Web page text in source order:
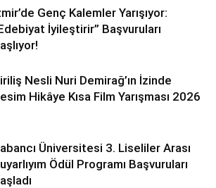
Genç Kalemler Yarışıyor:
İyileştirir” Başvuruları
Nesli Nuri Demirağ’ın İzinde
Hikâye Kısa Film Yarışması 2026
Üniversitesi 3. Liseliler Arası
Ödül Programı Başvuruları